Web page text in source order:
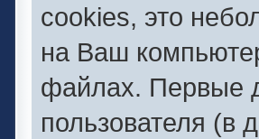
cookies, это
на Ваш
файлах. Первые
пользователя (в